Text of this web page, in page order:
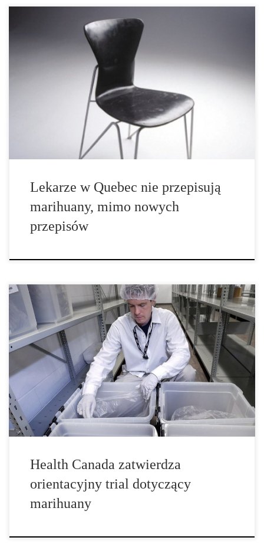
Quebec College of Physicians ostrzega swoich członków, przed
przepisywaniem medycznej marihuany, pomimo nowych
przepisów federalnych, które zezwalają lekarzom na zalecanie
takiego leczenia. Na początku tego miesiąca stanowe
stowarzyszenie lekarzy wprowadziło wytyczne, które skutecznie
zapobiegają udziału w nowym programie Health Canada lekarzom
z Quebec. „Nowe regulacje [federalne], w porównaniu do starych
przepisów, stawiają teraz odpowiedzialność przepisywania
marihuany na ramionach lekarzy. Jest […]
Lekarze w Quebec nie przepisują
marihuany, mimo nowych
przepisów
Federalne regulatory zdrowia formalnie zatwierdziły pierwsze w
historii badania kliniczne medycznej marihuany w przypadku
stawów. Eksperyment, sponsorowany przez kanadyjską firmę
CanniMed, zbada skuteczność marihuany w leczeniu bólu
związanego z chorobą zwyrodnieniową stawów. Według
komunikatu firmy, rekrutacja pacjentów zostanie sfinalizowana w
ciągu najbliższych tygodni. Zapalenie stawów jest jedną z
najczęściej występujących jest jedną z najczęstszych chorób
leczonych marihuaną. Ponad jedna trzecia […]
Health Canada zatwierdza
orientacyjny trial dotyczący
marihuany